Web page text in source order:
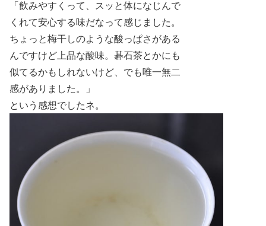
「飲みやすくって、スッと体になじんで
くれて安心する味だなって感じました。
ちょっと梅干しのような酸っぱさがある
んですけど上品な酸味。碁石茶とかにも
似てるかもしれないけど、でも唯一無二
感がありました。」
という感想でしたネ。